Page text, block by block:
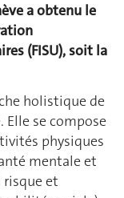
a obtenu le
(FISU), soit la
holistique de
Elle se compose
physiques
mentale et
et